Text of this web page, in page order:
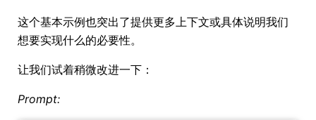
这个基本示例也突出了提供更多上下文或具体说明我们
想要实现什么的必要性。
让我们试着稍微改进一下：
Prompt: